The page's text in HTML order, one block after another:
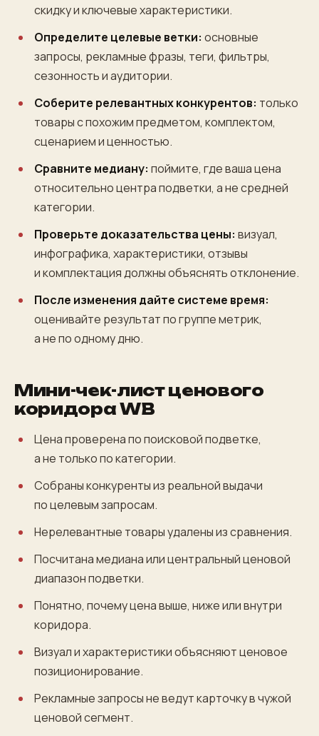
скидку и ключевые характеристики.
Определите целевые ветки: основные
запросы, рекламные фразы, теги, фильтры,
сезонность и аудитории.
Соберите релевантных конкурентов: только
товары с похожим предметом, комплектом,
сценарием и ценностью.
Сравните медиану: поймите, где ваша цена
относительно центра подветки, а не средней
категории.
Проверьте доказательства цены: визуал,
инфографика, характеристики, отзывы
и комплектация должны объяснять отклонение.
После изменения дайте системе время:
оценивайте результат по группе метрик,
а не по одному дню.
Мини-чек-лист ценового
коридора WB
Цена проверена по поисковой подветке,
а не только по категории.
Собраны конкуренты из реальной выдачи
по целевым запросам.
Нерелевантные товары удалены из сравнения.
Посчитана медиана или центральный ценовой
диапазон подветки.
Понятно, почему цена выше, ниже или внутри
коридора.
Визуал и характеристики объясняют ценовое
позиционирование.
Рекламные запросы не ведут карточку в чужой
ценовой сегмент.